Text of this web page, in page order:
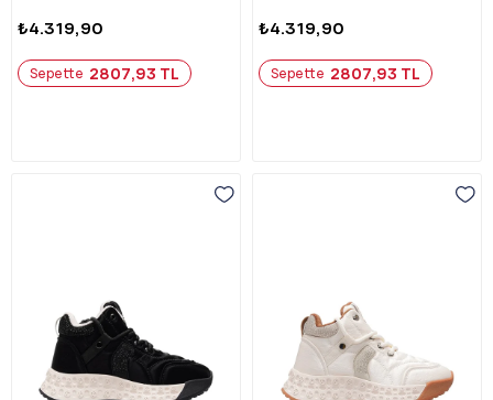
₺4.319,90
Sepette 2807,93 TL
₺4.319,90
Sepette 2807,93 TL